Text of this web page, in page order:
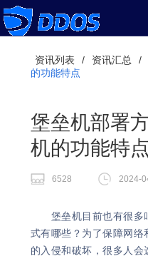
资讯列表 / 资讯汇总 /
的功能特点
堡垒机部署
机的功能特点
6528 2024-
堡垒机目前也有很多
式有哪些？为了保障网
的入侵和破坏，很多人